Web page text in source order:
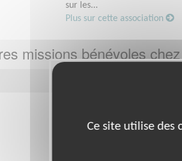
sur les...
Plus sur cette association
missions bénévoles
Ce site utilise des